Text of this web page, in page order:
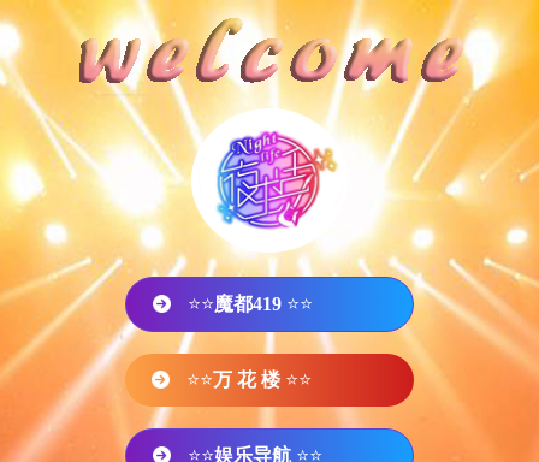
⭐⭐魔都419 ⭐⭐
⭐⭐万 花 楼 ⭐⭐
⭐⭐娱乐导航 ⭐⭐